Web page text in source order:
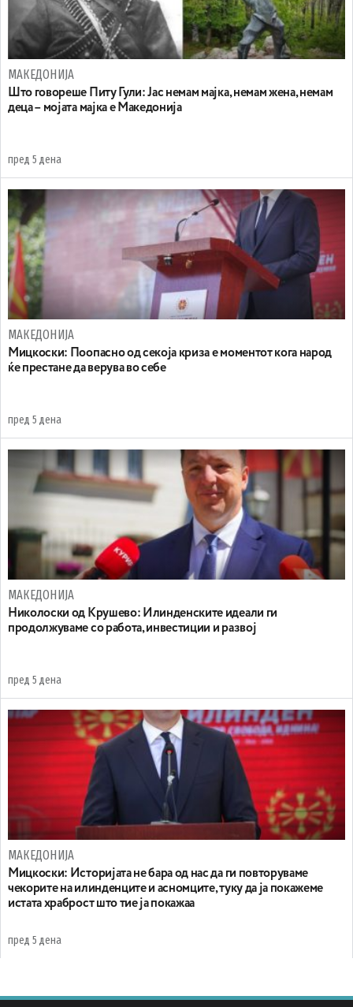
МАКЕДОНИЈА
Што говореше Питу Гули: Јас немам мајка, немам жена, немам
деца – мојата мајка е Македонија
пред 5 дена
МАКЕДОНИЈА
Мицкоски: Поопасно од секоја криза е моментот кога народ
ќе престане да верува во себе
пред 5 дена
МАКЕДОНИЈА
Николоски од Крушево: Илинденските идеали ги
продолжуваме со работа, инвестиции и развој
пред 5 дена
МАКЕДОНИЈА
Мицкоски: Историјата не бара од нас да ги повторуваме
чекорите на илинденците и асномците, туку да ја покажеме
истата храброст што тие ја покажаа
пред 5 дена